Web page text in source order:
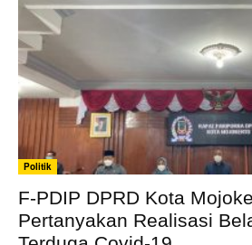
Politik
F-PDIP DPRD Kota
Pertanyakan Realisasi